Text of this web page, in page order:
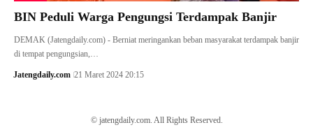
BIN Peduli Warga Pengungsi Terdampak Banjir
DEMAK (Jatengdaily.com) - Berniat meringankan beban masyarakat terdampak banjir
di tempat pengungsian,…
Jatengdaily.com 21 Maret 2024 20:15
© jatengdaily.com. All Rights Reserved.